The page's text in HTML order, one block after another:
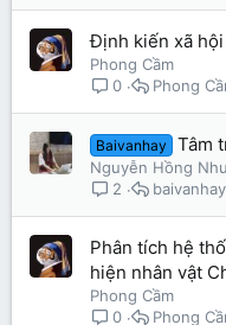
Định kiến xã hội
Phong Cầm
0
Phong
Baivanhay Tâm
Nguyễn Hồng
2
baivanhay
Phân tích hệ
hiện nhân vật
Phong Cầm
0
Phong